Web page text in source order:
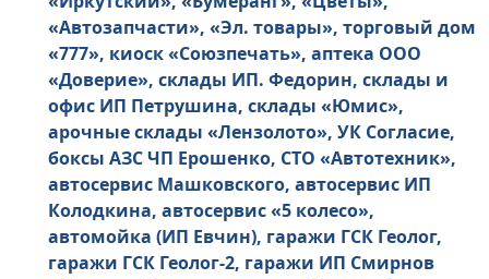
«Автозапчасти», «Эл. товары», торговый дом
«777», киоск «Союзпечать», аптека ООО
«Доверие», склады ИП. Федорин, склады и
офис ИП Петрушина, склады «Юмис»,
арочные склады «Лензолото», УК Согласие,
боксы АЗС ЧП Ерошенко, СТО «Автотехник»,
автосервис Машковского, автосервис ИП
Колодкина, автосервис «5 колесо»,
автомойка (ИП Евчин), гаражи ГСК Геолог,
гаражи ГСК Геолог-2, гаражи ИП Смирнов